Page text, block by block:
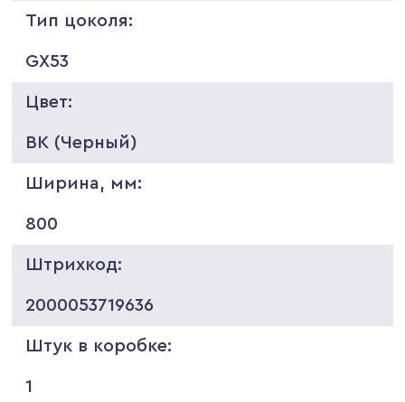
Тип цоколя:
GX53
Цвет:
BK (Черный)
Ширина, мм:
800
Штрихкод:
2000053719636
Штук в коробке:
1